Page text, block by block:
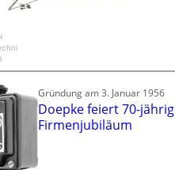
Gründung am 3. Januar 1956
Doepke feiert 70-
Firmenjubiläum